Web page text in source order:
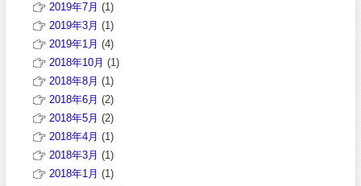
2019年7月 (1)
2019年3月 (1)
2019年1月 (4)
2018年10月 (1)
2018年8月 (1)
2018年6月 (2)
2018年5月 (2)
2018年4月 (1)
2018年3月 (1)
2018年1月 (1)